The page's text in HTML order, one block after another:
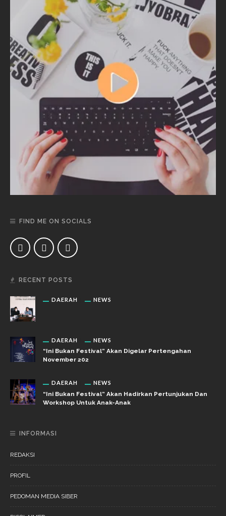
FIND ME ON SOCIALS
RECENT POSTS
DAERAH NEWS
DAERAH NEWS
“Ini Bukan Festival” Akan Digelar Pertengahan
November 202
DAERAH NEWS
“Ini Bukan Festival” Akan Hadirkan Pertunjukan Dan
Workshop Untuk Anak-Anak
INFORMASI
REDAKSI
PROFIL
PEDOMAN MEDIA SIBER